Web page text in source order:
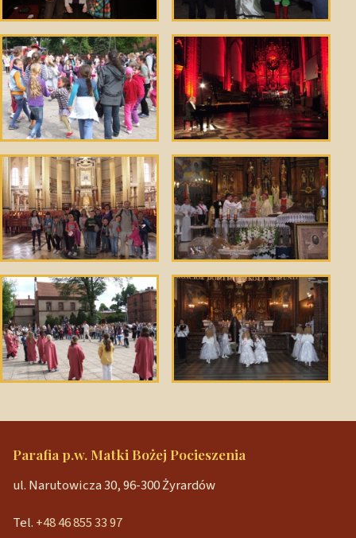
Parafia p.w. Matki Bożej Pocieszenia
ul. Narutowicza 30, 96-300 Żyrardów
Tel. +48 46 855 33 97